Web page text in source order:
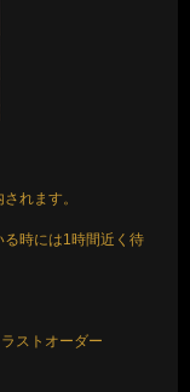
れます。
時には1時間近く待
ストオーダー